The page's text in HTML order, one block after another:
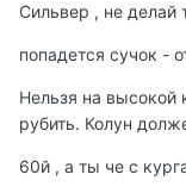
Сильвер , не делай
попадется сучок -
Нельзя на высокой
рубить. Колун
60й , а ты че с